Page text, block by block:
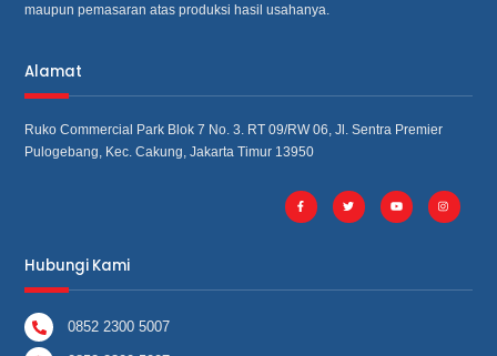
maupun pemasaran atas produksi hasil usahanya.
Alamat
Ruko Commercial Park Blok 7 No. 3. RT 09/RW 06, Jl. Sentra Premier
Pulogebang, Kec. Cakung, Jakarta Timur 13950
Hubungi Kami
0852 2300 5007